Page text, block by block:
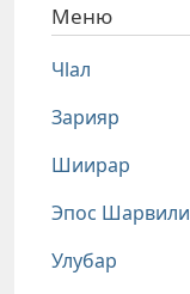
Меню
Чlал
Зарияр
Шиирар
Эпос Шарвили
Улубар